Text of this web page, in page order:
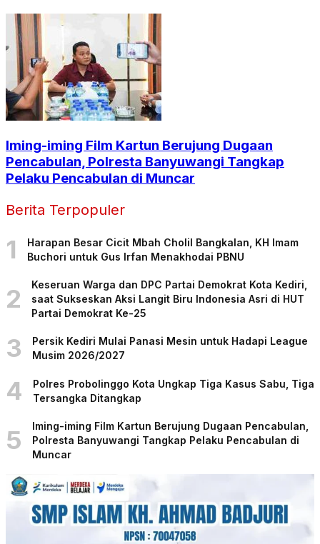
Iming-iming Film Kartun Berujung Dugaan
Pencabulan, Polresta Banyuwangi Tangkap
Pelaku Pencabulan di Muncar
Berita Terpopuler
1
Harapan Besar Cicit Mbah Cholil Bangkalan, KH Imam
Buchori untuk Gus Irfan Menakhodai PBNU
2
Keseruan Warga dan DPC Partai Demokrat Kota Kediri,
saat Sukseskan Aksi Langit Biru Indonesia Asri di HUT
Partai Demokrat Ke-25
3
Persik Kediri Mulai Panasi Mesin untuk Hadapi League
Musim 2026/2027
4
Polres Probolinggo Kota Ungkap Tiga Kasus Sabu, Tiga
Tersangka Ditangkap
5
Iming-iming Film Kartun Berujung Dugaan Pencabulan,
Polresta Banyuwangi Tangkap Pelaku Pencabulan di
Muncar